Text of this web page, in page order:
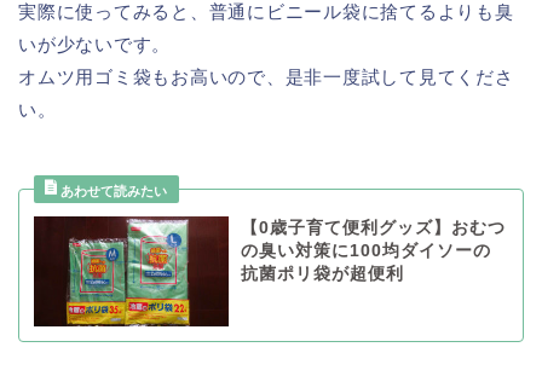
実際に使ってみると、普通にビニール袋に捨てるよりも臭
いが少ないです。
オムツ用ゴミ袋もお高いので、是非一度試して見てくださ
い。
【0歳子育て便利グッズ】おむつ
の臭い対策に100均ダイソーの
抗菌ポリ袋が超便利